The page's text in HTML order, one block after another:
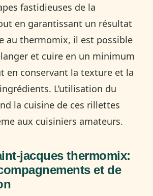
fastidieuses de la
en garantissant un résultat
au thermomix, il est possible
et cuire en un minimum
en conservant la texture et la
L’utilisation du
la cuisine de ces rillettes
aux cuisiniers amateurs.
jacques thermomix:
et de